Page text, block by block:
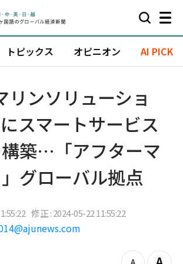
トピックス オピニオン AI PICK
リンソリューショ
スマートサービス
築…「アフターマ
グローバル拠点
修正 : 2024-05-22 11:55:22